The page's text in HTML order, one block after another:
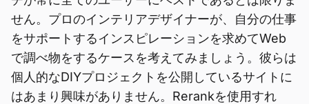
せん。プロのインテリアデザイナーが、自分の仕事
をサポートするインスピレーションを求めてWeb
で調べ物をするケースを考えてみましょう。彼らは
個人的なDIYプロジェクトを公開しているサイトに
はあまり興味がありません。Rerankを使用すれ